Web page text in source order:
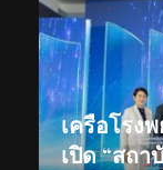
เครือโรง
เปิด “สถา